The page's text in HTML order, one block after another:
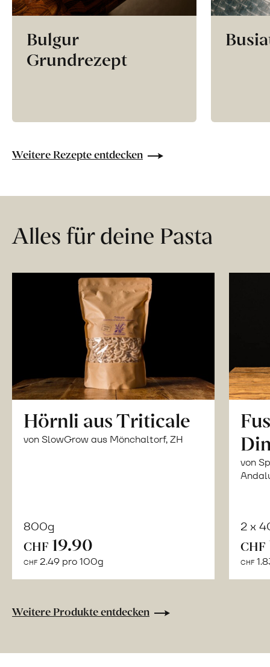
Bulgur
Grundrezept
Weitere Rezepte entdecken
Alles für deine Pasta
Hörnli aus Triticale
von SlowGrow aus Mönchaltorf, ZH
800g
CHF 19.90
CHF 2.49 pro 100g
von
2 x
CHF
CHF
Weitere Produkte entdecken